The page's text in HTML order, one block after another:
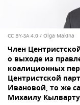
CC BY-SA 4.0 / Olga Makina
Член
о выходе из
коалиционных
Центристской
Ивановой, то же
Михаилу